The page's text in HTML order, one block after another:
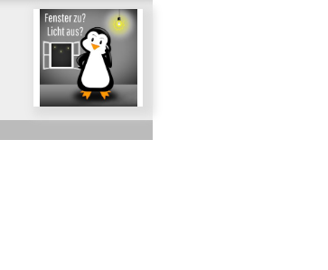
Für Stromsparen
im Alltag